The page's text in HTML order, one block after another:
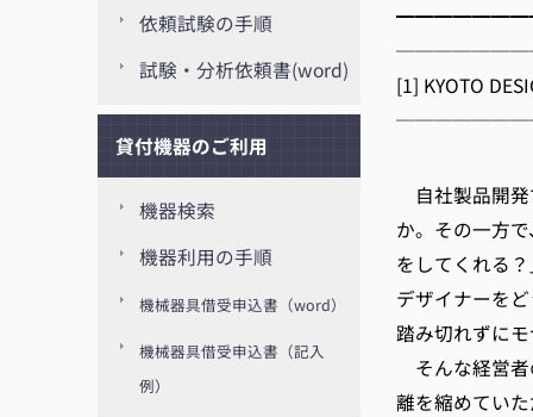
[1] KYOTO
自社製品開発
か。その一方
をしてくれる
デザイナーを
踏み切れずに
そんな経営者
離を縮めてい
依頼試験の手順
試験・分析依頼書(word)
貸付機器のご利用
機器検索
機器利用の手順
機械器具借受申込書（word）
機械器具借受申込書（記入
例）